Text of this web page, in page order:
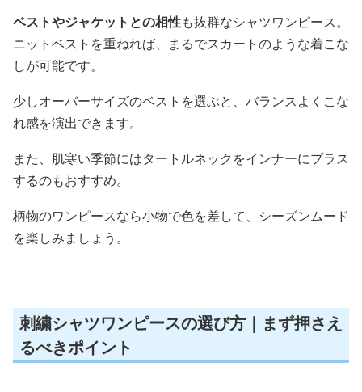
ベストやジャケットとの相性も抜群なシャツワンピース。
ニットベストを重ねれば、まるでスカートのような着こな
しが可能です。
少しオーバーサイズのベストを選ぶと、バランスよくこな
れ感を演出できます。
また、肌寒い季節にはタートルネックをインナーにプラス
するのもおすすめ。
柄物のワンピースなら小物で色を差して、シーズンムード
を楽しみましょう。
刺繍シャツワンピースの選び方｜まず押さえ
るべきポイント